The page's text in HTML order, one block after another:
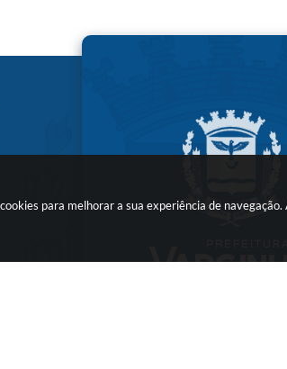
para melhorar a sua experiência de